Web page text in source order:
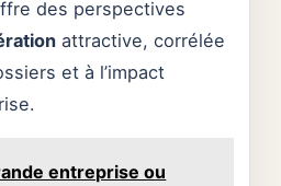
des perspectives
attractive, corrélée
et à l’impact
entreprise ou